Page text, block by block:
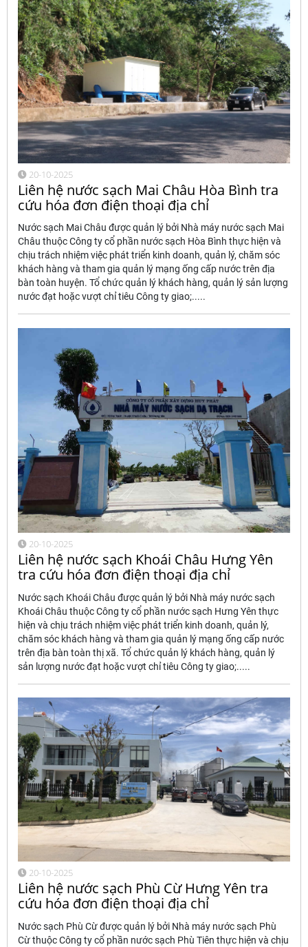
20-10-2025
Liên hệ nước sạch Mai Châu Hòa Bình tra
cứu hóa đơn điện thoại địa chỉ
Nước sạch Mai Châu được quản lý bởi Nhà máy nước sạch Mai
Châu thuộc Công ty cổ phần nước sạch Hòa Bình thực hiện và
chịu trách nhiệm việc phát triển kinh doanh, quản lý, chăm sóc
khách hàng và tham gia quản lý mạng ống cấp nước trên địa
bàn toàn huyện. Tổ chức quản lý khách hàng, quản lý sản lượng
nước đạt hoặc vượt chỉ tiêu Công ty giao;.....
20-10-2025
Liên hệ nước sạch Khoái Châu Hưng Yên
tra cứu hóa đơn điện thoại địa chỉ
Nước sạch Khoái Châu được quản lý bởi Nhà máy nước sạch
Khoái Châu thuộc Công ty cổ phần nước sạch Hưng Yên thực
hiện và chịu trách nhiệm việc phát triển kinh doanh, quản lý,
chăm sóc khách hàng và tham gia quản lý mạng ống cấp nước
trên địa bàn toàn thị xã. Tổ chức quản lý khách hàng, quản lý
sản lượng nước đạt hoặc vượt chỉ tiêu Công ty giao;.....
20-10-2025
Liên hệ nước sạch Phù Cừ Hưng Yên tra
cứu hóa đơn điện thoại địa chỉ
Nước sạch Phù Cừ được quản lý bởi Nhà máy nước sạch Phù
Cừ thuộc Công ty cổ phần nước sạch Phù Tiên thực hiện và chịu